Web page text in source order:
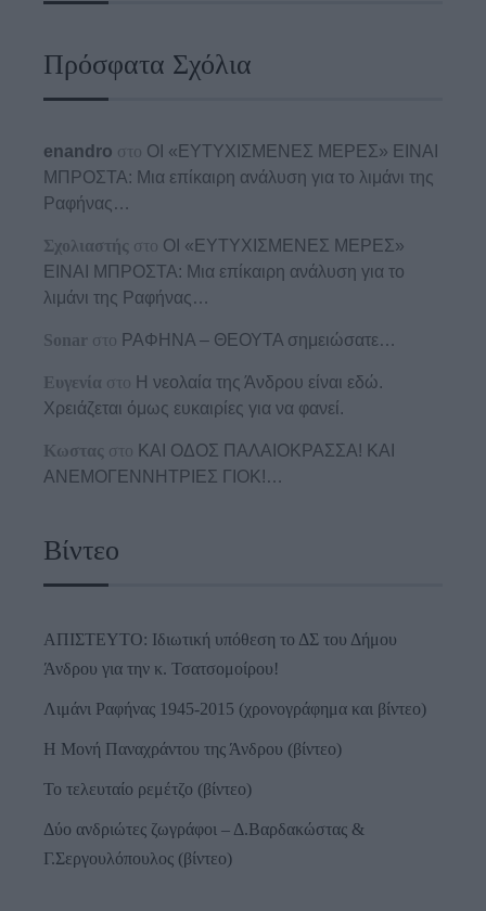
Πρόσφατα Σχόλια
enandro στο ΟΙ «ΕΥΤΥΧΙΣΜΕΝΕΣ ΜΕΡΕΣ» ΕΙΝΑΙ
ΜΠΡΟΣΤΑ: Μια επίκαιρη ανάλυση για το λιμάνι της
Ραφήνας…
Σχολιαστής στο ΟΙ «ΕΥΤΥΧΙΣΜΕΝΕΣ ΜΕΡΕΣ»
ΕΙΝΑΙ ΜΠΡΟΣΤΑ: Μια επίκαιρη ανάλυση για το
λιμάνι της Ραφήνας…
Sonar στο ΡΑΦΗΝΑ – ΘΕΟΥΤΑ σημειώσατε…
Ευγενία στο Η νεολαία της Άνδρου είναι εδώ.
Χρειάζεται όμως ευκαιρίες για να φανεί.
Κωστας στο ΚΑΙ ΟΔΟΣ ΠΑΛΑIΟΚΡΑΣΣΑ! ΚΑΙ
ΑΝΕΜΟΓΕΝΝΗΤΡΙΕΣ ΓΙΟΚ!…
Βίντεο
ΑΠΙΣΤΕΥΤΟ: Ιδιωτική υπόθεση το ΔΣ του Δήμου
Άνδρου για την κ. Τσατσομοίρου!
Λιμάνι Ραφήνας 1945-2015 (χρονογράφημα και βίντεο)
Η Μονή Παναχράντου της Άνδρου (βίντεο)
Το τελευταίο ρεμέτζο (βίντεο)
Δύο ανδριώτες ζωγράφοι – Δ.Βαρδακώστας &
Γ.Σεργουλόπουλος (βίντεο)